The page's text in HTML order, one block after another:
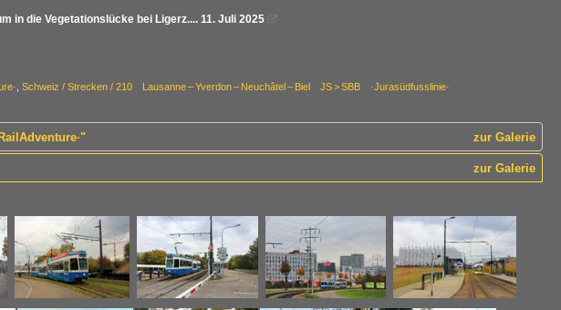
in die Vegetationslücke bei Ligerz.... 11. Juli 2025 
Schweiz / Strecken / 210 Lausanne – Yverdon – Neuchâtel – Biel JS > SBB ·Jurasüdfusslinie·
zur Galerie
zur Galerie